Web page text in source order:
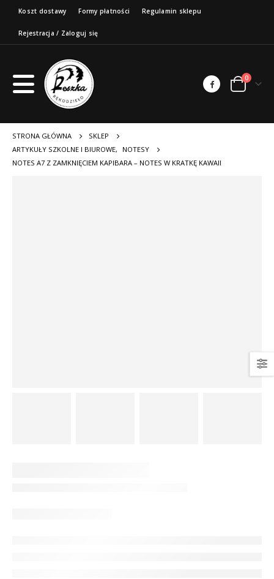
Koszt dostawy Formy płatności Regulamin sklepu
Rejestracja / Zaloguj się
0
STRONA GŁÓWNA
SKLEP
ARTYKUŁY SZKOLNE I BIUROWE,
NOTESY
NOTES A7 Z ZAMKNIĘCIEM KAPIBARA – NOTES W KRATKĘ KAWAII